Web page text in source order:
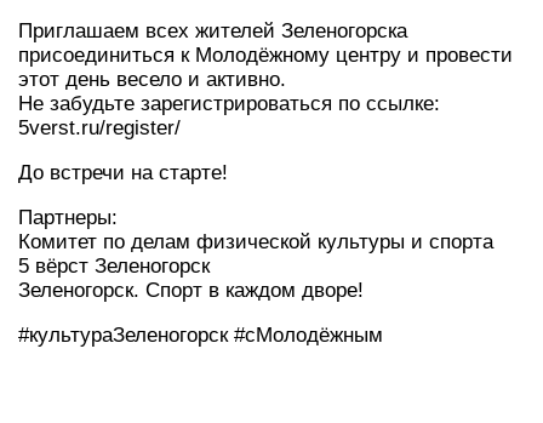
Приглашаем всех жителей Зеленогорска
присоединиться к Молодёжному центру и провести
этот день весело и активно.
Не забудьте зарегистрироваться по ссылке:
5verst.ru/register/
До встречи на старте!
Партнеры:
Комитет по делам физической культуры и спорта
5 вёрст Зеленогорск
Зеленогорск. Спорт в каждом дворе!
#культураЗеленогорск #сМолодëжным